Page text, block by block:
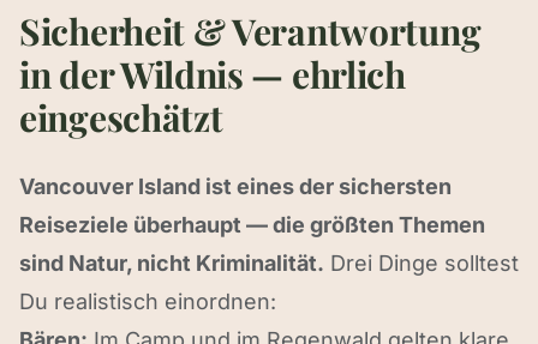
Sicherheit & Verantwortung
in der Wildnis — ehrlich
eingeschätzt
Vancouver Island ist eines der sichersten
Reiseziele überhaupt — die größten Themen
sind Natur, nicht Kriminalität. Drei Dinge solltest
Du realistisch einordnen: